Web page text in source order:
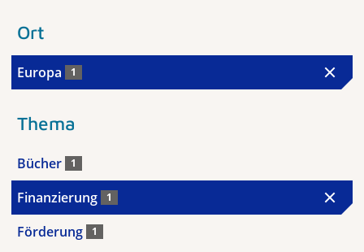
Ort
Europa 1
Thema
Bücher 1
Finanzierung 1
Förderung 1